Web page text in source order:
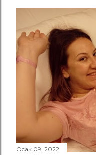
y
ı
t
l
Ocak 09, 2022